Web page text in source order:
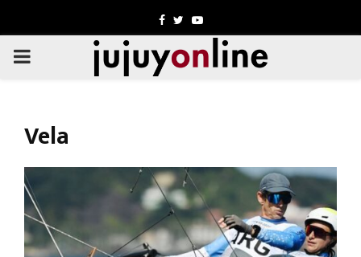
Facebook
TwitterYoutube
PRIMARY
Vela